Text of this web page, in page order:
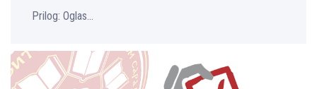
Prilog: Oglas...